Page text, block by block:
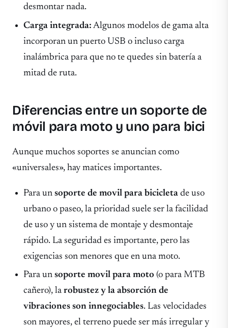
desmontar nada.
Carga integrada: Algunos modelos de gama alta
incorporan un puerto USB o incluso carga
inalámbrica para que no te quedes sin batería a
mitad de ruta.
Diferencias entre un soporte de
móvil para moto y uno para bici
Aunque muchos soportes se anuncian como
«universales», hay matices importantes.
Para unsoporte de movil para bicicleta de uso
urbano o paseo, la prioridad suele ser la facilidad
de uso y un sistema de montaje y desmontaje
rápido. La seguridad es importante, pero las
exigencias son menores que en una moto.
Para unsoporte movil para moto (o para MTB
cañero), larobustez y la absorción de
vibraciones son innegociables. Las velocidades
son mayores, el terreno puede ser más irregular y